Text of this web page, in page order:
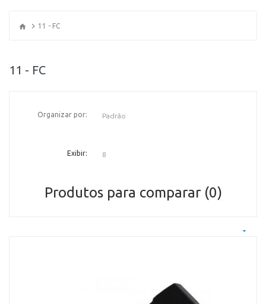
11 - FC
11 - FC
Organizar por:
Exibir:
Produtos para comparar (0)